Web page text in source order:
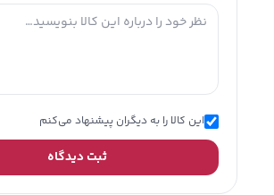
این کالا را به دیگران پیشنهاد می‌کنم
ثبت دیدگاه